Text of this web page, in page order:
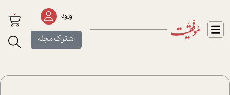
ورود
اشتراک مجله
0